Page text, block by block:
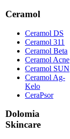
Ceramol
Ceramol DS
Ceramol 311
Ceramol Beta
Ceramol Acne
Ceramol SUN
Ceramol Ag-
Kelo
CeraPsor
Dolomia
Skincare